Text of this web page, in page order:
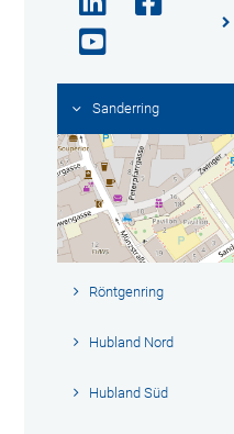
Sanderring
Röntgenring
Hubland Nord
Hubland Süd